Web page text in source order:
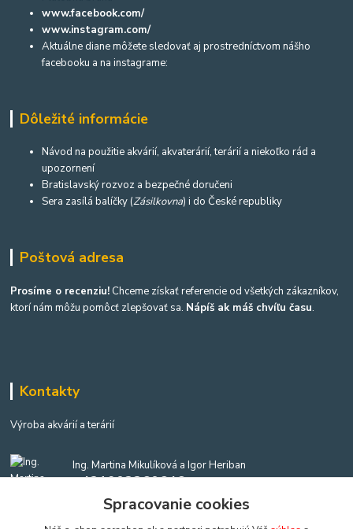
www.facebook.com/
www.instagram.com/
Aktuálne diane môžete sledovať aj prostredníctvom nášho
facebooku a na instagrame:
Dôležité informácie
Návod na použitie akvárií, akvaterárií, terárií a niekoľko rád a
upozornení
Bratislavský rozvoz a bezpečné doručeni
Sera zasílá balíčky (Zásilkovna) i do České republiky
Poštová adresa
Prosíme o recenziu! Chceme získať referencie od všetkých zákazníkov,
ktorí nám môžu pomôcť zlepšovať sa. Nápíš ak máš chvíľu času.
Kontakty
Výroba akvárií a terárií
Ing. Martina Mikulíková a Igor Heriban
+421903360646
(Po-Pia, 8-16 hod.)
Spracovanie cookies